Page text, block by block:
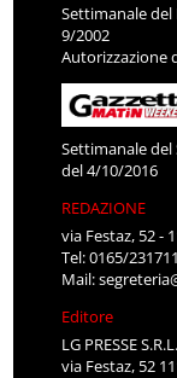
Settimanale del
9/2002
Autorizzazione
Settimanale del
del 4/10/2016
REDAZIONE
via Festaz, 52 -
Tel: 0165/
Mail:
Editore
LG PRESSE S.R.L.
via Festaz, 52